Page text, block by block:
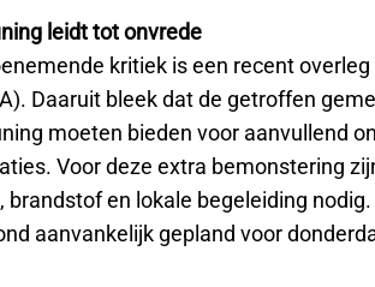
leidt tot onvrede
kritiek is een recent
Daaruit bleek dat de getroffen
moeten bieden voor aanvullend
Voor deze extra bemonstering
brandstof en lokale begeleiding
aanvankelijk gepland voor